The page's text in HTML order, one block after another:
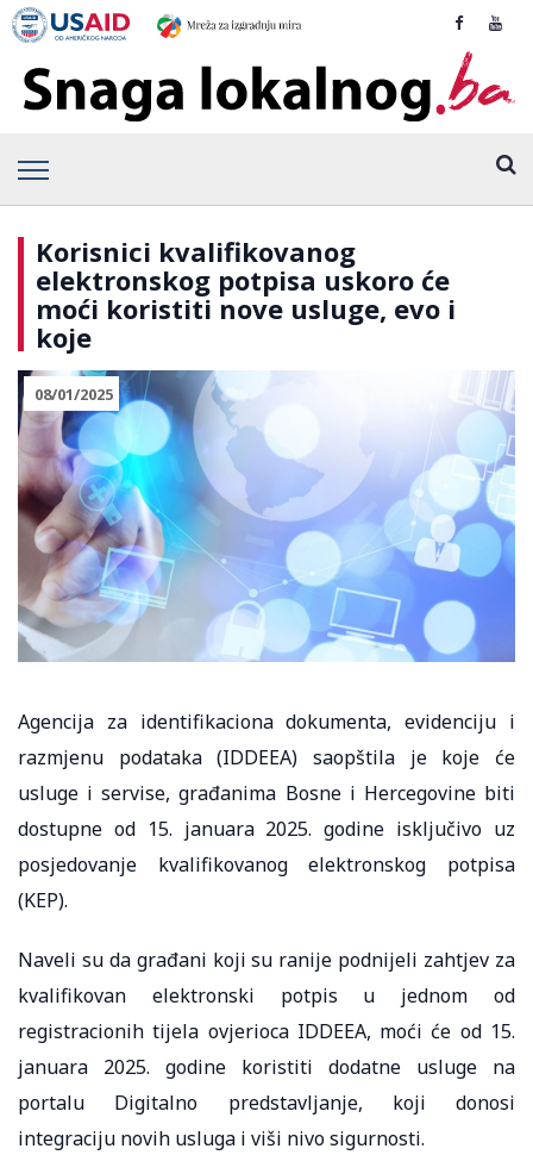
Korisnici kvalifikovanog
elektronskog potpisa uskoro će
moći koristiti nove usluge, evo i
koje
08/01/2025
Agencija za identifikaciona dokumenta, evidenciju i
razmjenu podataka (IDDEEA) saopštila je koje će
usluge i servise, građanima Bosne i Hercegovine biti
dostupne od 15. januara 2025. godine isključivo uz
posjedovanje kvalifikovanog elektronskog potpisa
(KEP).
Naveli su da građani koji su ranije podnijeli zahtjev za
kvalifikovan elektronski potpis u jednom od
registracionih tijela ovjerioca IDDEEA, moći će od 15.
januara 2025. godine koristiti dodatne usluge na
portalu Digitalno predstavljanje, koji donosi
integraciju novih usluga i viši nivo sigurnosti.